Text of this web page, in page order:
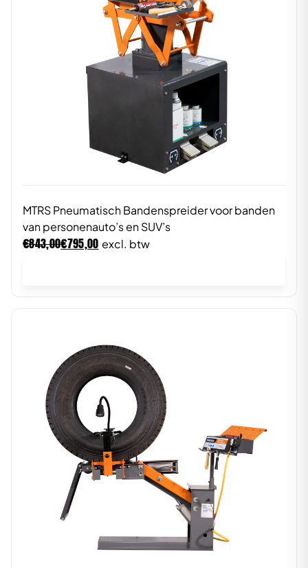
MTRS Pneumatisch Bandenspreider voor banden
van personenauto’s en SUV’s
€843,00€795,00 excl. btw